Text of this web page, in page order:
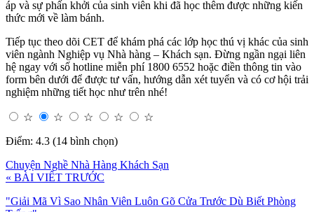
áp và sự phấn khởi của sinh viên khi đã học thêm được những kiến
thức mới về làm bánh.
Tiếp tục theo dõi CET để khám phá các lớp học thú vị khác của sinh
viên ngành Nghiệp vụ Nhà hàng – Khách sạn. Đừng ngần ngại liên
hệ ngay với số hotline miễn phí 1800 6552 hoặc điền thông tin vào
form bên dưới để được tư vấn, hướng dẫn xét tuyển và có cơ hội trải
nghiệm những tiết học như trên nhé!
☆ ☆ ☆ ☆
☆
Điểm: 4.3 (14 bình chọn)
Chuyện Nghề Nhà Hàng Khách Sạn
« BÀI VIẾT TRƯỚC
"Giải Mã Vì Sao Nhân Viên Luôn Gõ Cửa Trước Dù Biết Phòng